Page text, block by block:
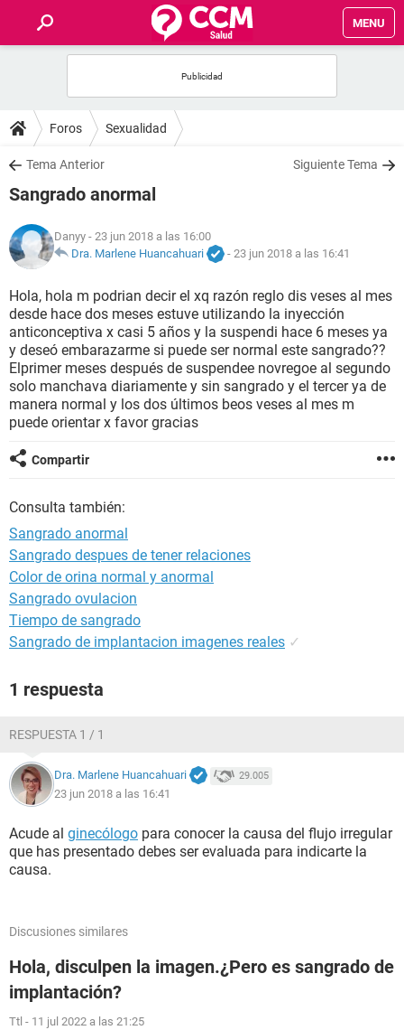
MENU
FOROS
SALUD
FAMILIA
NUTRICIÓN
BIENESTAR
SEXUALIDAD
GLOSARIO
Foros Sexualidad
Tema Anterior Siguiente Tema
Sangrado anormal
Danyy - 23 jun 2018 a las 16:00
Dra. Marlene Huancahuari
- 23 jun 2018 a las 16:41
Hola, hola m podrian decir el xq razón reglo dis veses al mes
desde hace dos meses estuve utilizando la inyección
anticonceptiva x casi 5 años y la suspendi hace 6 meses ya
y deseó embarazarme si puede ser normal este sangrado??
Elprimer meses después de suspendee novregoe al segundo
solo manchava diariamente y sin sangrado y el tercer ya de
manera normal y los dos últimos beos veses al mes m
puede orientar x favor gracias
Compartir
Consulta también:
Sangrado anormal
Sangrado despues de tener relaciones
Color de orina normal y anormal
Sangrado ovulacion
Tiempo de sangrado
Sangrado de implantacion imagenes reales ✓
1 respuesta
RESPUESTA 1 / 1
Dra. Marlene Huancahuari 29.005
23 jun 2018 a las 16:41
Acude al ginecólogo para conocer la causa del flujo irregular
que has presentado debes ser evaluada para indicarte la
causa.
Discusiones similares
Hola, disculpen la imagen.¿Pero es sangrado de
implantación?
Ttl - 11 jul 2022 a las 21:25